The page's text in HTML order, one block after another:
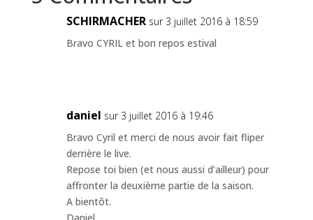
SCHIRMACHER sur 3 juillet 2016 à 18:59
Bravo CYRIL et bon repos estival
daniel sur 3 juillet 2016 à 19:46
Bravo Cyril et merci de nous avoir fait fliper
derrière le live.
Repose toi bien (et nous aussi d’ailleur) pour
affronter la deuxième partie de la saison.
A bientôt.